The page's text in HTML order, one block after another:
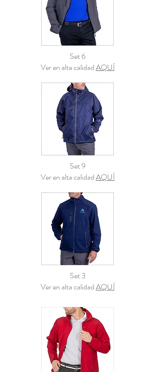
Set 6
Ver en alta calidadAQUÍ
Set 9
Ver en alta calidadAQUÍ
Set 3
Ver en alta calidadAQUÍ